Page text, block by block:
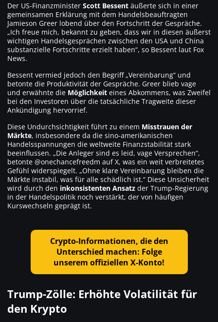
Der US-Finanzminister Scott Bessent äußerte sich in einer
gemeinsamen Erklärung mit dem Handelsbeauftragten
Jamieson Greer lobend über den Fortschritt der Gespräche.
„Ich freue mich, bekannt zu geben, dass wir in diesen äußerst
wichtigen Handelsgesprächen zwischen den USA und China
substanzielle Fortschritte erzielt haben“, so Bessent laut Fox
News.
Bessent vermied jedoch den Begriff „Vereinbarung“ und
betonte die Produktivität der Gespräche. Greer blieb vage
und erwähnte die Möglichkeit eines Abkommens, was Zweifel
bei den Investoren über die tatsächliche Tragweite dieser
Ankündigung hervorrief.
Diese Undurchsichtigkeit führt zu einem Misstrauen der
Märkte, insbesondere da die sino-amerikanischen
Handelsspannungen die weltweite Finanzstabilität stark
beeinflussen. „Die Anleger sind es leid, vage Versprechen“,
betonte @onechancefreedm auf X, was ein weit verbreitetes
Gefühl widerspiegelt. „Ohne klare Vereinbarung bleiben die
Märkte instabil, was für alle schädlich ist.“ Diese Unsicherheit
wird durch den inkonsistenten Ansatz der Trump-Regierung
in der Handelspolitik noch verstärkt, der von häufigen
Kurswechseln geprägt ist.
Crypto-Informationen, die den
Unterschied machen: Folge
unserem offiziellen X-Konto!
Trump-Zölle: Erhöhte Volatilität für
den Krypto